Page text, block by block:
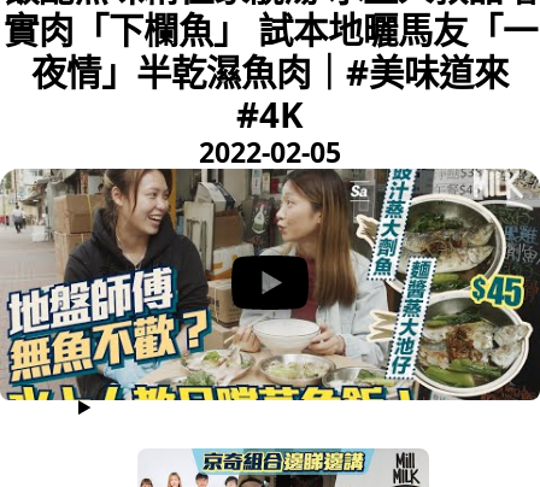
實肉「下欄魚」 試本地曬馬友「一
夜情」半乾濕魚肉｜#美味道來
#4K
2022-02-05